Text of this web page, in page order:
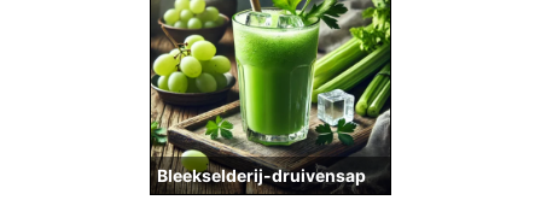
Bleekselderij-druivensap